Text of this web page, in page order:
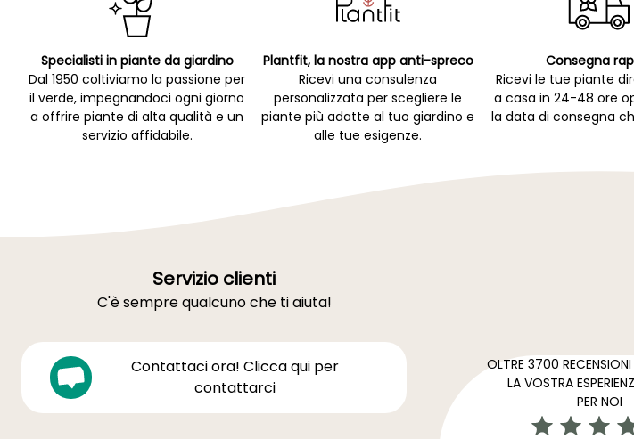
Specialisti in piante da giardino
Dal 1950 coltiviamo la passione per
il verde, impegnandoci ogni giorno
a offrire piante di alta qualità e un
servizio affidabile.
Plantfit, la nostra app anti-spreco
Ricevi una consulenza
personalizzata per scegliere le
piante più adatte al tuo giardino e
alle tue esigenze.
Consegna
Ricevi le tue piante
a casa in 24-48 ore
la data di consegna
Servizio clienti
C'è sempre qualcuno che ti aiuta!
Contattaci ora! Clicca qui per
contattarci
OLTRE 3700
LA VOSTRA
PER NOI